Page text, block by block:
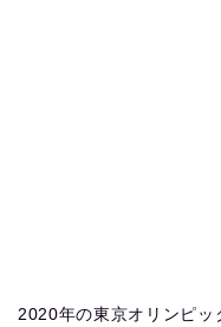
2020年の東京オリンピッ